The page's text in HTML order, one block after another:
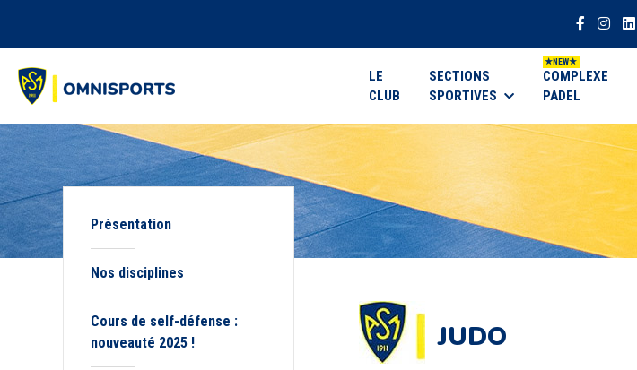
LE
CLUB
SECTIONS
SPORTIVES
COMPLEXE
PADEL
Présentation
Nos disciplines
Cours de self-défense :
nouveauté 2025 !
JUDO